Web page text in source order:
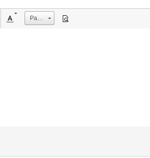
Размер